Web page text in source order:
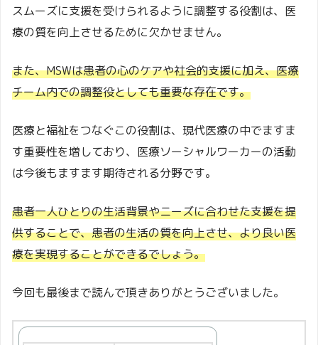
スムーズに支援を受けられるように調整する役割は、医
療の質を向上させるために欠かせません。
また、MSWは患者の心のケアや社会的支援に加え、医療
チーム内での調整役としても重要な存在です。
医療と福祉をつなぐこの役割は、現代医療の中でますま
す重要性を増しており、医療ソーシャルワーカーの活動
は今後もますます期待される分野です。
患者一人ひとりの生活背景やニーズに合わせた支援を提
供することで、患者の生活の質を向上させ、より良い医
療を実現することができるでしょう。
今回も最後まで読んで頂きありがとうございました。